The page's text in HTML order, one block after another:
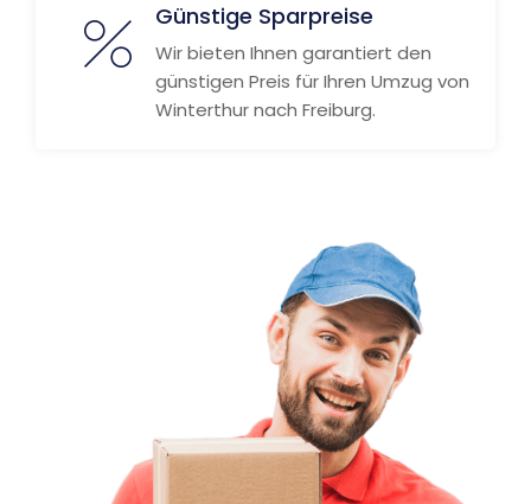
Günstige Sparpreise
Wir bieten Ihnen garantiert den
günstigen Preis für Ihren Umzug von
Winterthur nach Freiburg.